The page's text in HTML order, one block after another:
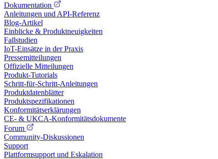
Dokumentation
Anleitungen und API-Referenz
Blog-Artikel
Einblicke & Produktneuigkeiten
Fallstudien
IoT-Einsätze in der Praxis
Pressemitteilungen
Offizielle Mitteilungen
Produkt-Tutorials
Schritt-für-Schritt-Anleitungen
Produktdatenblätter
Produktspezifikationen
Konformitätserklärungen
CE- & UKCA-Konformitätsdokumente
Forum
Community-Diskussionen
Support
Plattformsupport und Eskalation